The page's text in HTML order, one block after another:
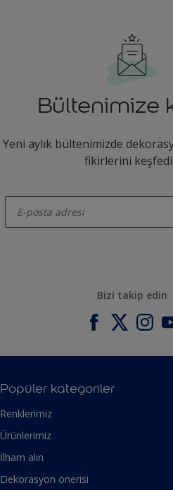
Bültenimize
Yeni aylık bültenimizde
fikirlerini
Bizi takip edin
Popüler kategoriler
Renklerimiz
Ürünlerimiz
İlham alın
Dekorasyon önerisi